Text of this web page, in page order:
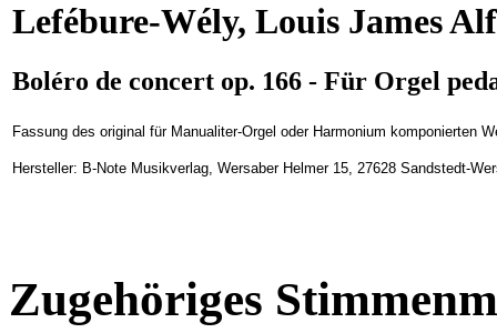
Lefébure-Wély, Louis James
Boléro de concert op. 166 - Für Orgel
Fassung des original für Manualiter-Orgel oder Harmonium komponierten
Hersteller: B-Note Musikverlag, Wersaber Helmer 15, 27628 Sandstedt-
Zugehöriges